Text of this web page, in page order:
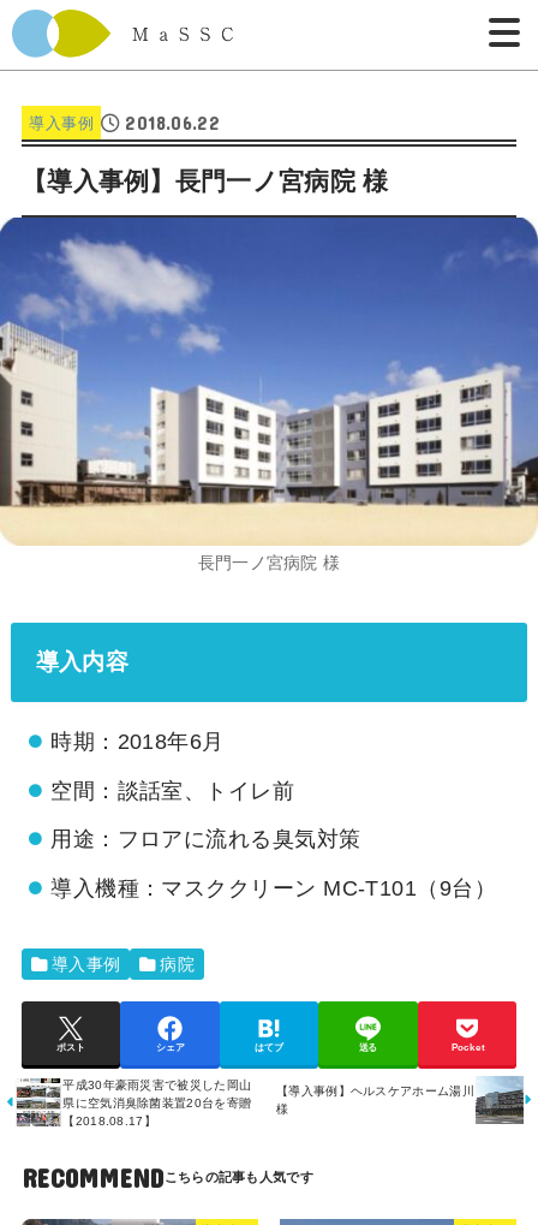
導入事例 2018.06.22
【導入事例】長門一ノ宮病院 様
長門一ノ宮病院 様
導入内容
時期：2018年6月
空間：談話室、トイレ前
用途：フロアに流れる臭気対策
導入機種：マスククリーン MC-T101（9台）
導入事例 病院
ポスト シェア はてブ 送る Pocket
平成30年豪雨災害で被災した岡山
県に空気消臭除菌装置20台を寄贈
【2018.08.17】
【導入事例】ヘルスケアホーム湯川
様
RECOMMEND